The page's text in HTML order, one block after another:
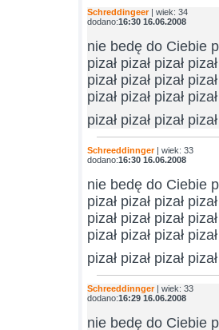
Schreddingeer| wiek: 34
dodano:16:30 16.06.2008
nie bedę do Ciebie
pizał pizał pizał
pizał pizał pizał
pizał pizał pizał
pizał pizał pizał pizał
Schreeddinnger| wiek: 33
dodano:16:30 16.06.2008
nie bedę do Ciebie
pizał pizał pizał
pizał pizał pizał
pizał pizał pizał
pizał pizał pizał pizał
Schreeddinnger| wiek: 33
dodano:16:29 16.06.2008
nie bedę do Ciebie